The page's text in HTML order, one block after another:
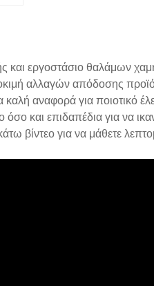
και εργοστάσιο θαλάμων
αλλαγών απόδοσης
αναφορά για ποιοτικό
και επιδαπέδια για να
βίντεο για να μάθετε